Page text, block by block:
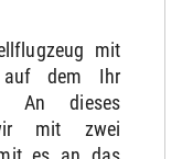
mit
auf dem Ihr
An dieses
mit zwei